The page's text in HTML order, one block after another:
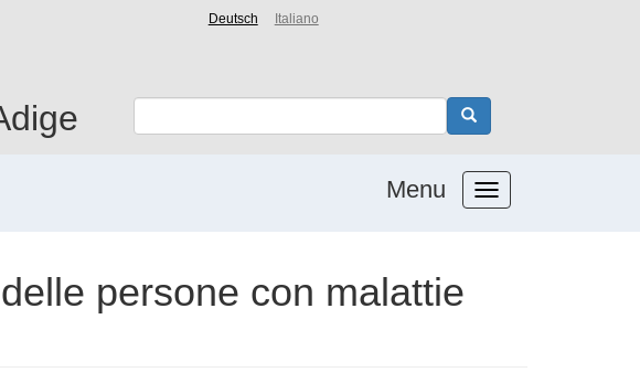
Deutsch Italiano
Menu
persone con malattie